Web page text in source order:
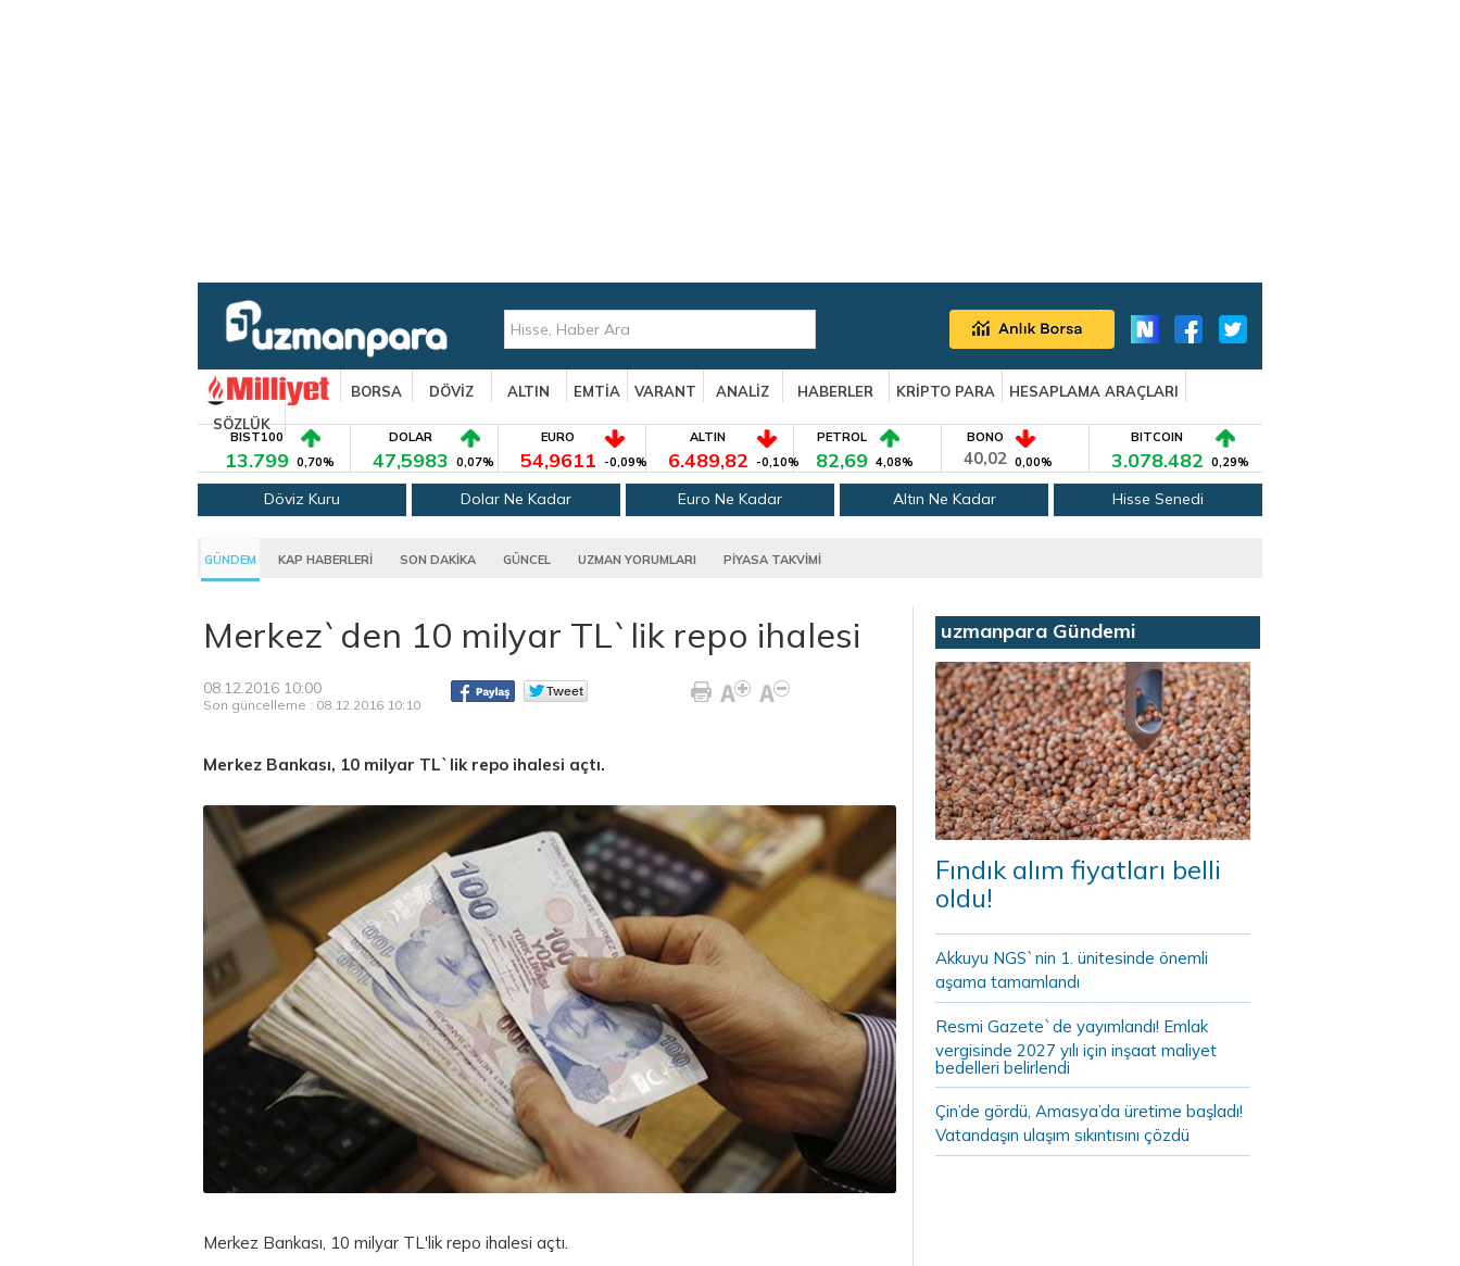
BORSA DÖVİZ ALTIN EMTİA VARANT ANALİZ HABERLER KRİPTO PARA
HESAPLAMA ARAÇLARI
SÖZLÜK
BIST100
13.799 0,70%
DOLAR
47,5983 0,07%
EURO
54,9611 -0,09%
ALTIN
6.489,82 -0,10%
PETROL
82,69 4,08%
BONO
40,02 0,00%
BITCOIN
3.078.482 0,29%
Döviz Kuru Dolar Ne Kadar Euro Ne Kadar Altın Ne Kadar Hisse Senedi
GÜNDEM KAP HABERLERİ SON DAKİKA GÜNCEL UZMAN YORUMLARI PİYASA TAKVİMİ
Merkez`den 10 milyar TL`lik repo ihalesi
08.12.2016 10:00
Son güncelleme : 08.12.2016 10:10
Merkez Bankası, 10 milyar TL`lik repo ihalesi açtı.
Merkez Bankası, 10 milyar TL'lik repo ihalesi açtı.
uzmanpara Gündemi
Fındık alım fiyatları belli
oldu!
Akkuyu NGS`nin 1. ünitesinde önemli
aşama tamamlandı
Resmi Gazete`de yayımlandı! Emlak
vergisinde 2027 yılı için inşaat maliyet
bedelleri belirlendi
Çin’de gördü, Amasya’da üretime başladı!
Vatandaşın ulaşım sıkıntısını çözdü